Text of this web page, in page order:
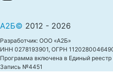
А2Б© 2012 - 2026
Разработчик: ООО «А2Б»
ИНН 0278193901, ОГРН
Программа включена в Единый
Запись №4451